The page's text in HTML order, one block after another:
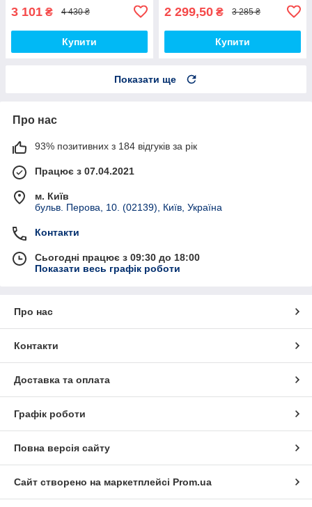
3 101 ₴ 4 430 ₴
Купити
2 299,50 ₴ 3 285 ₴
Купити
Показати ще
Про нас
93% позитивних з 184 відгуків за рік
Працює з 07.04.2021
м. Київ
бульв. Перова, 10. (02139), Київ, Україна
Контакти
Сьогодні працює з 09:30 до 18:00
Показати весь графік роботи
Про нас
Контакти
Доставка та оплата
Графік роботи
Повна версія сайту
Сайт створено на маркетплейсі Prom.ua